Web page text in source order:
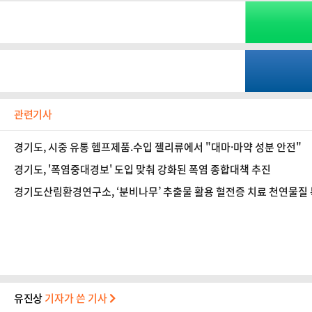
관련기사
경기도, 시중 유통 헴프제품.수입 젤리류에서 "대마·마약 성분 안전"
경기도, '폭염중대경보' 도입 맞춰 강화된 폭염 종합대책 추진
경기도산림환경연구소, ‘분비나무’ 추출물 활용 혈전증 치료 천연물질
유진상기자가 쓴 기사